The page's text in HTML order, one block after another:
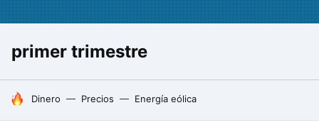
primer trimestre
HOY SE HABLA DE
Dinero Precios Energía eólica